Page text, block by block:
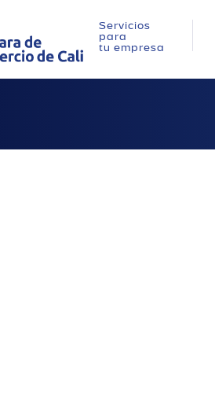
Servicios
para
tu empresa